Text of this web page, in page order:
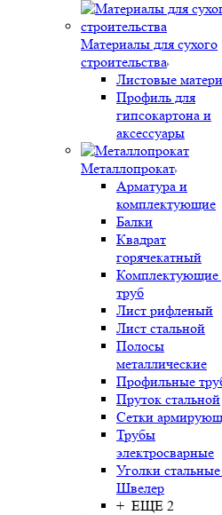
Материалы для сухого
строительства
Листовые
Профиль для
гипсокартона и
аксессуары
Металлопрокат
Арматура и
комплектующие
Балки
Квадрат
горячекатный
Комплектующие
труб
Лист рифленый
Лист стальной
Полосы
металлические
Профильные
Пруток стальной
Сетки
Трубы
электросварные
Уголки
Швелер
+ ЕЩЕ 2